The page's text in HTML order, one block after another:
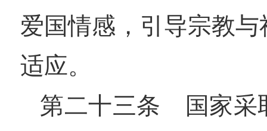
爱国情感，引导宗教
适应。
第二十三条 国家采